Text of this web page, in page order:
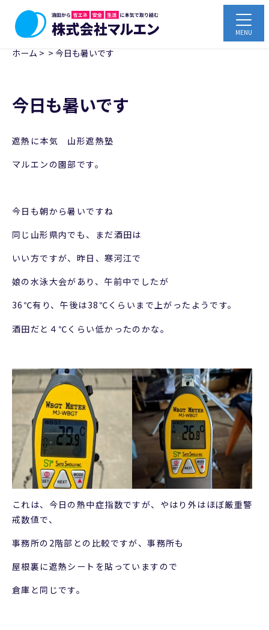
ホーム > > 今日も暑いです
今日も暑いです
遮熱に本気 山形遮熱塾
マルエンの園部です。
今日も朝から暑いですね
同じ山形県内でも、まだ酒田は
いい方ですが、昨日、寒河江で
娘の水泳大会があり、午前中でしたが
36℃有り、午後は38℃くらいまで上がったようです。
酒田だと４℃くらい低かったのかな。
これは、今日の熱中症指数ですが、やはり外はほぼ厳重警
戒数値で、
事務所の2階部との比較ですが、事務所も
屋根裏に遮熱シートを貼っていますので
倉庫と同じです。